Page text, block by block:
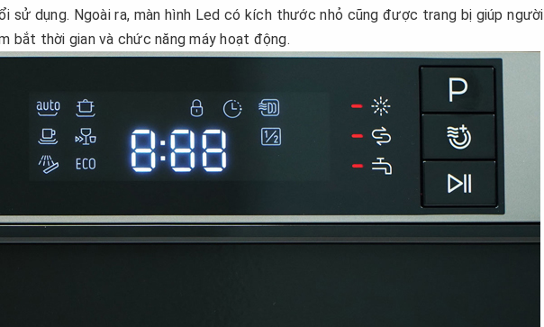
sử dụng. Ngoài ra, màn hình Led có kích thước nhỏ cũng được trang bị giúp người
bắt thời gian và chức năng máy hoạt động.